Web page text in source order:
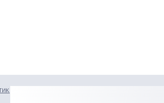
конфиденциальности